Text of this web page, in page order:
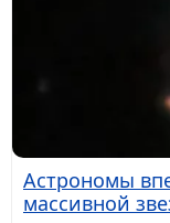
Астрономы
массивной